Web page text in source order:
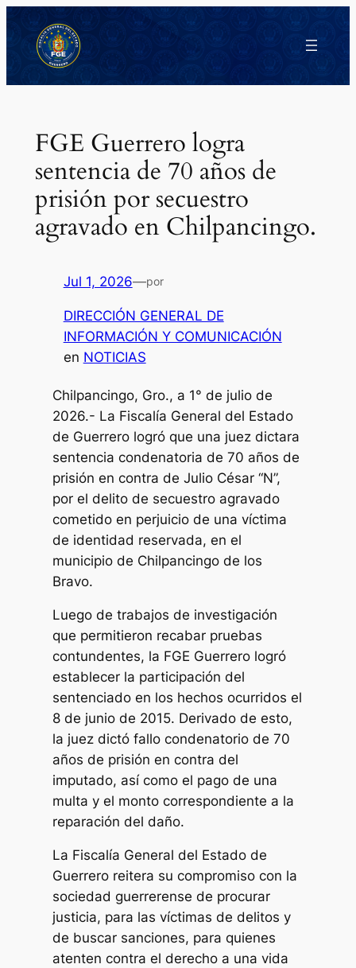
Saltar
al
contenido
FGE Guerrero logra
sentencia de 70 años de
prisión por secuestro
agravado en Chilpancingo.
Jul 1, 2026—por
DIRECCIÓN GENERAL DE
INFORMACIÓN Y COMUNICACIÓN
en NOTICIAS
Chilpancingo, Gro., a 1° de julio de
2026.- La Fiscalía General del Estado
de Guerrero logró que una juez dictara
sentencia condenatoria de 70 años de
prisión en contra de Julio César “N”,
por el delito de secuestro agravado
cometido en perjuicio de una víctima
de identidad reservada, en el
municipio de Chilpancingo de los
Bravo.
Luego de trabajos de investigación
que permitieron recabar pruebas
contundentes, la FGE Guerrero logró
establecer la participación del
sentenciado en los hechos ocurridos el
8 de junio de 2015. Derivado de esto,
la juez dictó fallo condenatorio de 70
años de prisión en contra del
imputado, así como el pago de una
multa y el monto correspondiente a la
reparación del daño.
La Fiscalía General del Estado de
Guerrero reitera su compromiso con la
sociedad guerrerense de procurar
justicia, para las víctimas de delitos y
de buscar sanciones, para quienes
atenten contra el derecho a una vida